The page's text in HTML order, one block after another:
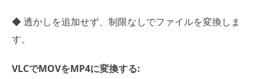
◆ 透かしを追加せず、制限なしでファイルを変換しま
す。
VLCでMOVをMP4に変換する: